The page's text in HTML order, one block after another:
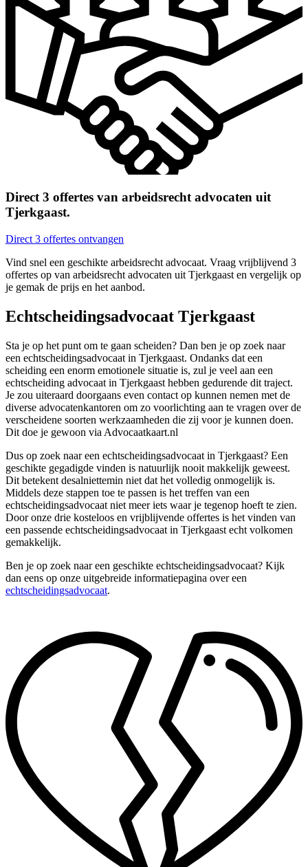
Direct 3 offertes van arbeidsrecht advocaten uit
Tjerkgaast.
Direct 3 offertes ontvangen
Vind snel een geschikte arbeidsrecht advocaat. Vraag vrijblijvend 3
offertes op van arbeidsrecht advocaten uit Tjerkgaast en vergelijk op
je gemak de prijs en het aanbod.
Echtscheidingsadvocaat Tjerkgaast
Sta je op het punt om te gaan scheiden? Dan ben je op zoek naar
een echtscheidingsadvocaat in Tjerkgaast. Ondanks dat een
scheiding een enorm emotionele situatie is, zul je veel aan een
echtscheiding advocaat in Tjerkgaast hebben gedurende dit traject.
Je zou uiteraard doorgaans even contact op kunnen nemen met de
diverse advocatenkantoren om zo voorlichting aan te vragen over de
verscheidene soorten werkzaamheden die zij voor je kunnen doen.
Dit doe je gewoon via Advocaatkaart.nl
Dus op zoek naar een echtscheidingsadvocaat in Tjerkgaast? Een
geschikte gegadigde vinden is natuurlijk nooit makkelijk geweest.
Dit betekent desalniettemin niet dat het volledig onmogelijk is.
Middels deze stappen toe te passen is het treffen van een
echtscheidingsadvocaat niet meer iets waar je tegenop hoeft te zien.
Door onze drie kosteloos en vrijblijvende offertes is het vinden van
een passende echtscheidingsadvocaat in Tjerkgaast echt volkomen
gemakkelijk.
Ben je op zoek naar een geschikte echtscheidingsadvocaat? Kijk
dan eens op onze uitgebreide informatiepagina over een
echtscheidingsadvocaat.